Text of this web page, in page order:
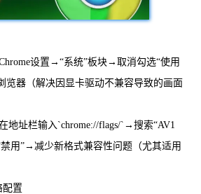
设置→“系统”板块→取消勾选“使用
览器（解决因显卡驱动不兼容导致的画面
地址栏输入`chrome://flags/`→搜索“AV1
用”→减少新格式兼容性问题（尤其适用
配置